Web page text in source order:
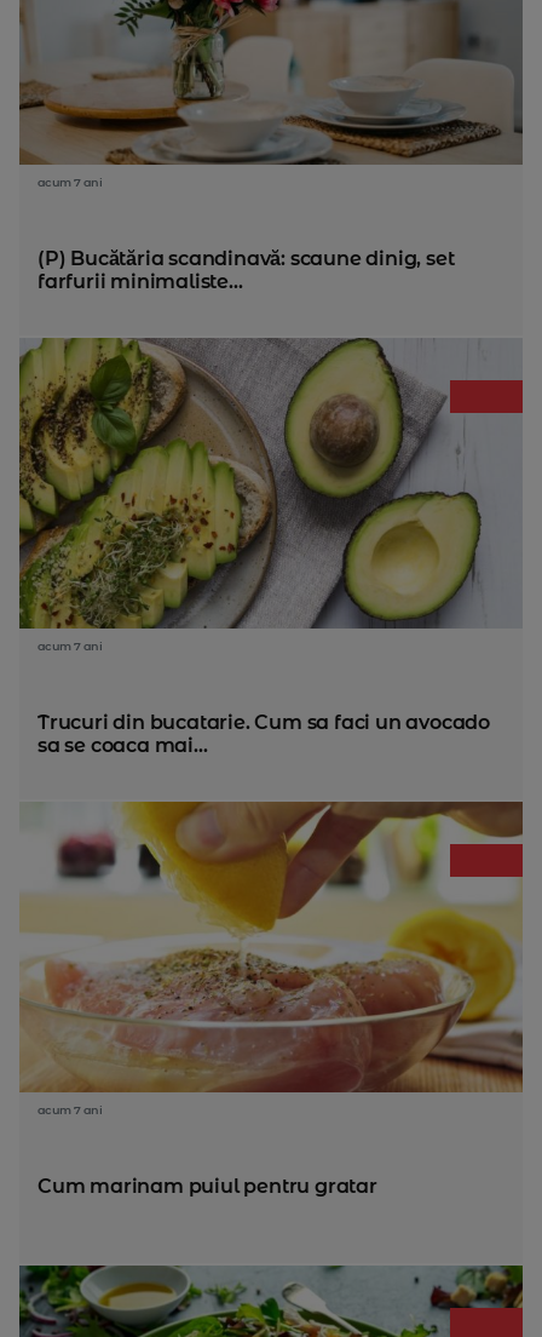
acum 7 ani
(P) Bucătăria scandinavă: scaune dinig, set
farfurii minimaliste...
acum 7 ani
Trucuri din bucatarie. Cum sa faci un avocado
sa se coaca mai...
acum 7 ani
Cum marinam puiul pentru gratar